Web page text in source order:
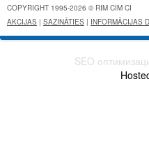
COPYRIGHT 1995-2026 © RIM CIM CI
AKCIJAS | SAZINĀTIES | INFORMĀCIJAS
SEO